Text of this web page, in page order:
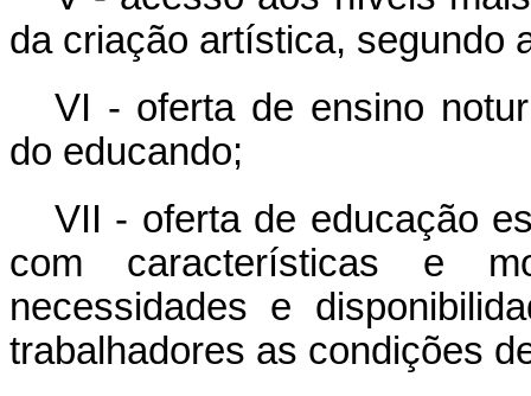
da criação artística, segundo
VI - oferta de ensino
do educando;
VII - oferta de educação
com características e
necessidades e
trabalhadores as condições